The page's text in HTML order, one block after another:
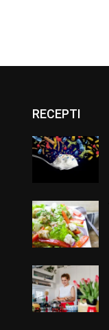
RECEPTI